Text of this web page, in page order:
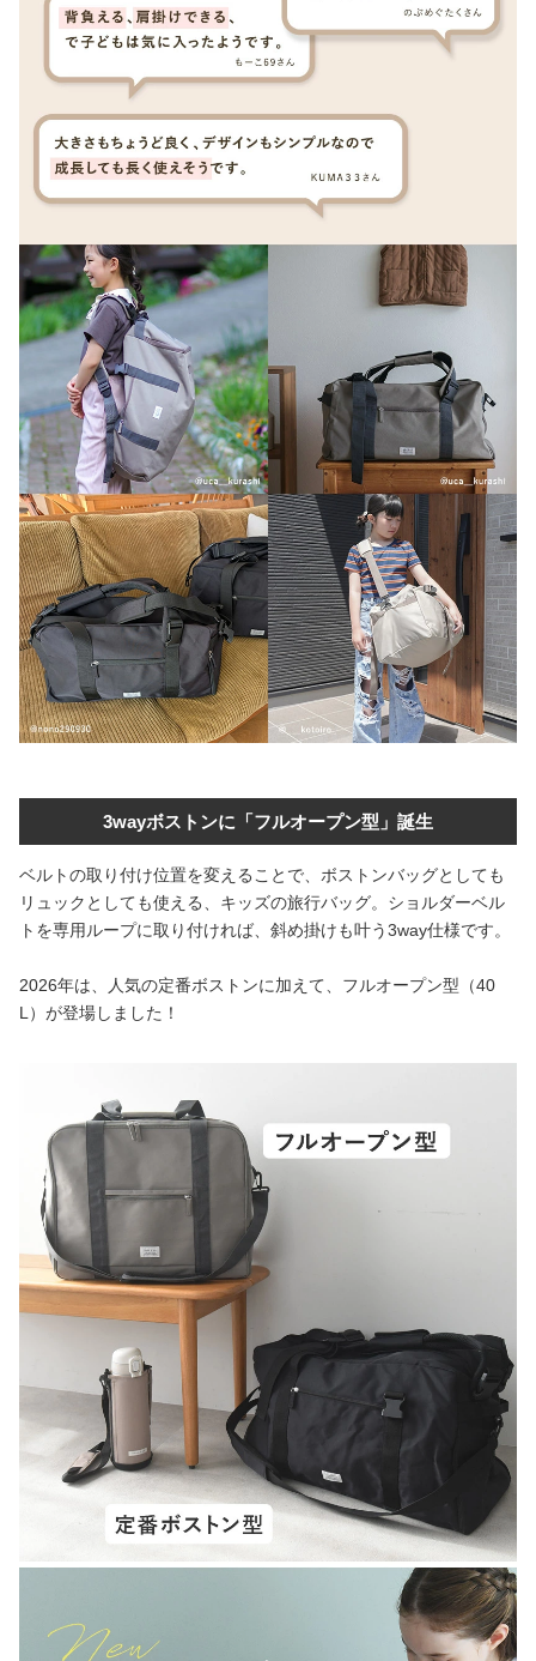
3wayボストンに「フルオープン型」誕生
ベルトの取り付け位置を変えることで、ボストンバッグとしても
リュックとしても使える、キッズの旅行バッグ。ショルダーベル
トを専用ループに取り付ければ、斜め掛けも叶う3way仕様です。
2026年は、人気の定番ボストンに加えて、フルオープン型（40
L）が登場しました！